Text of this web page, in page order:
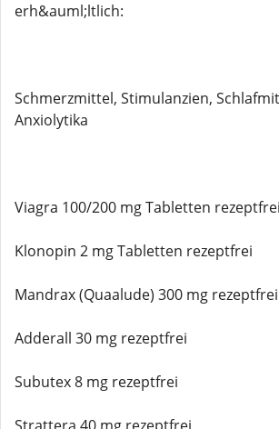
erh&auml;ltlich:
Schmerzmittel, Stimulanzien,
Anxiolytika
Viagra 100/200 mg Tabletten rezeptfrei
Klonopin 2 mg Tabletten rezeptfrei
Mandrax (Quaalude) 300 mg rezeptfrei
Adderall 30 mg rezeptfrei
Subutex 8 mg rezeptfrei